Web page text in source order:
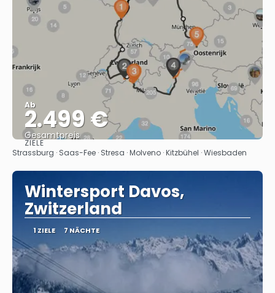
Ab
2.499 €
Gesamtpreis
Sehen
ZIELE
Strassburg · Saas-Fee · Stresa · Molveno · Kitzbühel · Wiesbaden
Wintersport Davos,
Zwitzerland
1 ZIELE 7 NÄCHTE